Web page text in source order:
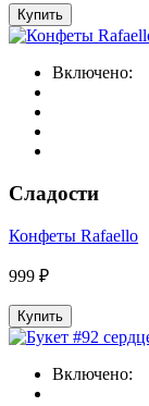
Купить
Включено:
Сладости
Конфеты Rafaello
999 ₽
Купить
Включено: